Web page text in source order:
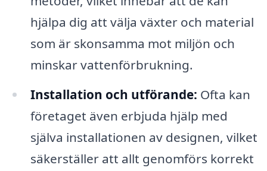
hjälpa dig att välja växter och material
som är skonsamma mot miljön och
minskar vattenförbrukning.
Installation och utförande: Ofta kan
företaget även erbjuda hjälp med
själva installationen av designen, vilket
säkerställer att allt genomförs korrekt